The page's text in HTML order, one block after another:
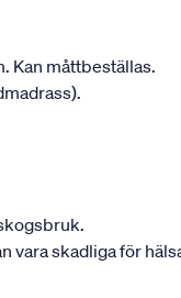
Kan måttbeställas.
vara skadliga för